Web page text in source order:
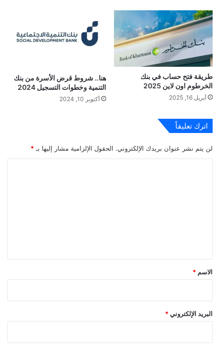
طريقة فتح حساب في بنك
الخرطوم اون لاين 2025
أبريل 16, 2025
هنا.. شروط قرض الأسرة من بنك
التنمية وخطوات التسجيل 2024
أكتوبر 10, 2024
اترك تعليقاً
لن يتم نشر عنوان بريدك الإلكتروني. الحقول الإلزامية مشار إليها بـ *
*
الاسم *
البريد الإلكتروني *